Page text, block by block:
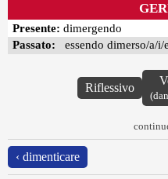
Presente: dimergendo
Passato: essendo dimerso/a/i/e
Riflessivo
‹ dimenticare